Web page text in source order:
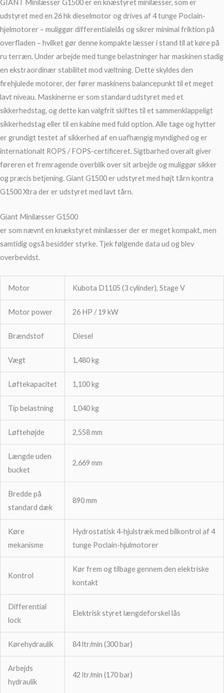
GIANT Minilæsser G1500 er en knæstyret minilæsser, som er
udstyret med en 26 hk dieselmotor og drives af 4 tunge Poclain-
hjelmotorer – muliggør differentialelås og sikrer minimal friktion på
overfladen – hvilket gør denne kompakte læsser i stand til at køre på
ru terræn. Under arbejde med tunge belastninger har maskinen stadig
en ekstraordinær stabilitet mod væltning. Dette skyldes den
firehjulede motorer, der fører maskinens balancepunkt til et meget
lavt niveau. Maskinerne er som standard udstyret med et
sikkerhedstag, og dette kan valgfrit skiftes til et sammenklappeligt
sikkerhedstag eller til en kabine med fuld option. Alle tage og hytter
er grundigt testet af sikkerhed af en uafhængig myndighed og er
internationalt ROPS / FOPS-certificeret. Sigtbarhed overalt giver
føreren et fremragende overblik over sit arbejde og muliggør sikker
og præcis betjening. Giant G1500 er udstyret med højt tårn kontra
G1500 Xtra der er udstyret med lavt tårn.
Giant Minilæsser G1500
er som nævnt en knækstyret minilæsser der er meget kompakt, men
samtidig også besidder styrke. Tjek følgende data ud og blev
overbevidst.
Motor Kubota D1105 (3 cylinder), Stage V
Motor power 26 HP / 19 kW
Brændstof Diesel
Vægt 1,480 kg
Løftekapacitet 1,100 kg
Tip belastning 1,040 kg
Løftehøjde 2,558 mm
Længde uden
bucket
2,669 mm
Bredde på
standard dæk
890 mm
Køre
mekanisme
Hydrostatisk 4-hjulstræk med bilkontrol af 4
tunge Poclain-hjulmotorer
Kontrol
Kør frem og tilbage gennem den elektriske
kontakt
Differential
lock
Elektrisk styret længdeforskel lås
Kørehydraulik 84 ltr/min (300 bar)
Arbejds
hydraulik
42 ltr/min (170 bar)